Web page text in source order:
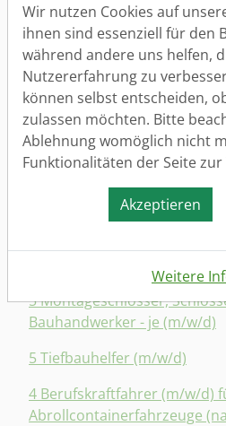
(m/w/d) (bis 20 Tonnen)
2 Vorarbeiter (m/w/d) für
Kanalbau
3 Möbelmonteure (m/w/d)
5 Ladenbaumonteure/
(m/w/d)
3 Elektroinstallateure und
(16 - 20 Euro/ Std.)
5 Montageschlosser,
Bauhandwerker - je (m/w/d)
5 Tiefbauhelfer (m/w/d)
4 Berufskraftfahrer (m/w/d)
Abrollcontainerfahrzeuge
Wir nutzen Cookies auf
ihnen sind essenziell für den
während andere uns helfen,
Nutzererfahrung zu
können selbst entscheiden,
zulassen möchten. Bitte
Ablehnung womöglich nicht
Funktionalitäten der Seite
Akzeptieren
Weitere